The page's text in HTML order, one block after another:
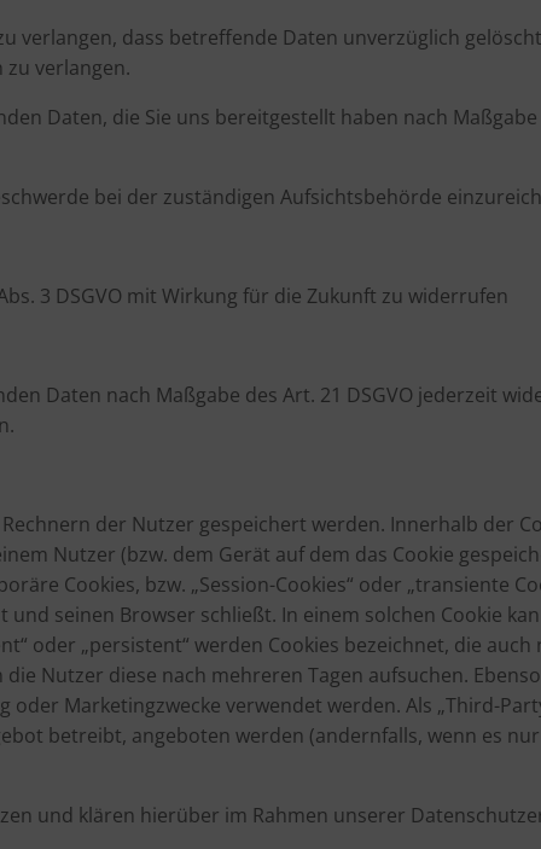
verlangen, dass betreffende Daten unverzüglich
zu verlangen.
Daten, die Sie uns bereitgestellt haben nach
bei der zuständigen Aufsichtsbehörde
3 DSGVO mit Wirkung für die Zukunft zu widerrufen
Daten nach Maßgabe des Art. 21 DSGVO jederzeit
der Nutzer gespeichert werden. Innerhalb der
Nutzer (bzw. dem Gerät auf dem das Cookie
Cookies, bzw. „Session-Cookies“ oder „transiente
seinen Browser schließt. In einem solchen Cookie
oder „persistent“ werden Cookies bezeichnet, die
Nutzer diese nach mehreren Tagen aufsuchen.
Marketingzwecke verwendet werden. Als „Third-
betreibt, angeboten werden (andernfalls, wenn es
und klären hierüber im Rahmen unserer